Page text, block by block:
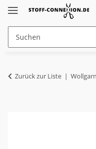
Zurück zur Liste